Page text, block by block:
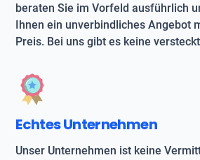
beraten Sie im Vorfeld ausführlich
Ihnen ein unverbindliches Angebot
Preis. Bei uns gibt es keine
Echtes Unternehmen
Unser Unternehmen ist keine